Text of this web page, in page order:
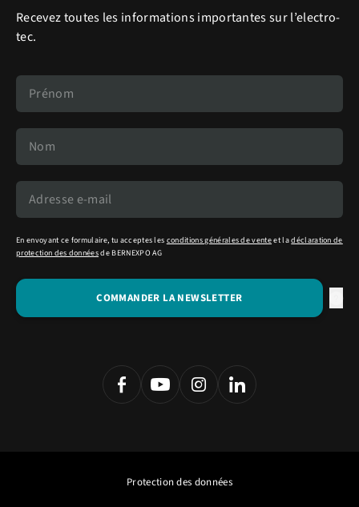
Recevez toutes les informations importantes sur l’electro-
tec.
En envoyant ce formulaire, tu acceptes les conditions générales de venteet ladéclaration de
protection des donnéesde BERNEXPO AG
Protection des données